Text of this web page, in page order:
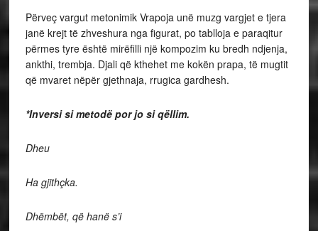
Përveç vargut metonimik Vrapoja unë muzg vargjet e tjera
janë krejt të zhveshura nga figurat, po tablloja e paraqitur
përmes tyre është mirëfilli një kompozim ku bredh ndjenja,
ankthi, trembja. Djali që kthehet me kokën prapa, të mugtit
që mvaret nëpër gjethnaja, rrugica gardhesh.
*Inversi si metodë por jo si qëllim.
Dheu
Ha gjithçka.
Dhëmbët, që hanë s’i